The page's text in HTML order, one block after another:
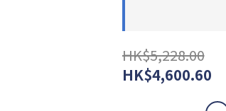
HK$5,228.00
HK$4,600.60